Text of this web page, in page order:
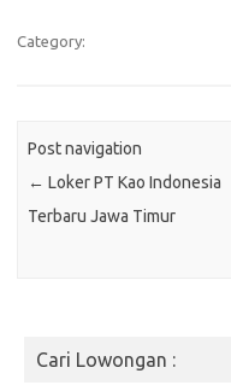
Category:
Post navigation
← Loker PT Kао Indonesia
Terbaru Jawa Timur
Cari Lowongan :